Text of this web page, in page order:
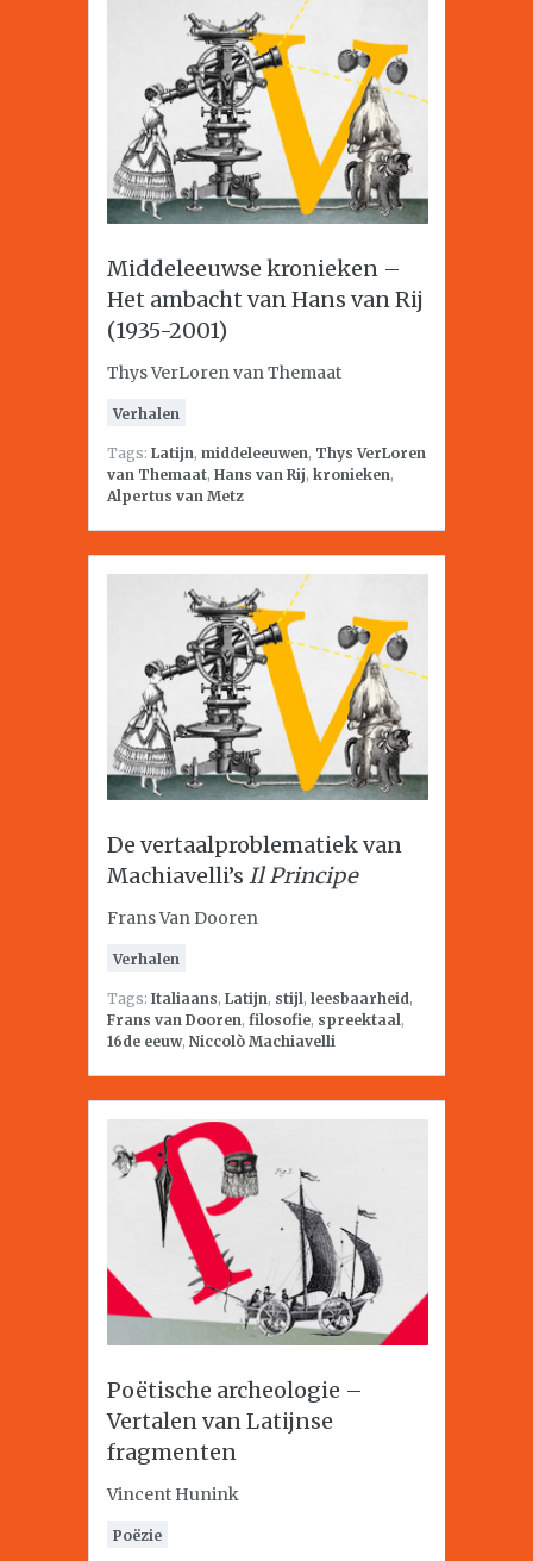
Middeleeuwse kronieken –
Het ambacht van Hans van Rij
(1935-2001)
Thys VerLoren van Themaat
Verhalen
Tags: Latijn, middeleeuwen, Thys VerLoren
van Themaat, Hans van Rij, kronieken,
Alpertus van Metz
De vertaalproblematiek van
Machiavelli’s Il Principe
Frans Van Dooren
Verhalen
Tags: Italiaans, Latijn, stijl, leesbaarheid,
Frans van Dooren, filosofie, spreektaal,
16de eeuw, Niccolò Machiavelli
Poëtische archeologie –
Vertalen van Latijnse
fragmenten
Vincent Hunink
Poëzie